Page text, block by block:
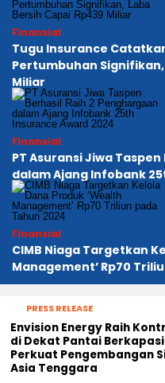
Finansial
Tugu Insurance
Pertumbuhan Signifikan,
Miliar
Finansial
PT Asuransi Jiwa
dalam Ajang Infobank
Finansial
CIMB Niaga Targetkan
Management’ Rp70
PRESS RELEASE
Envision Energy Raih
di Dekat Pantai
Perkuat Pengembangan
Asia Tenggara